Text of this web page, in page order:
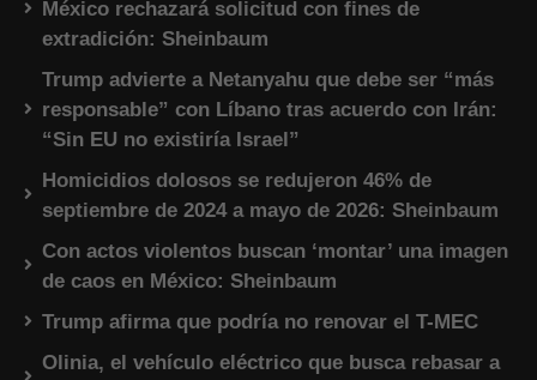
México rechazará solicitud con fines de
extradición: Sheinbaum
Trump advierte a Netanyahu que debe ser “más
responsable” con Líbano tras acuerdo con Irán:
“Sin EU no existiría Israel”
Homicidios dolosos se redujeron 46% de
septiembre de 2024 a mayo de 2026: Sheinbaum
Con actos violentos buscan ‘montar’ una imagen
de caos en México: Sheinbaum
Trump afirma que podría no renovar el T-MEC
Olinia, el vehículo eléctrico que busca rebasar a